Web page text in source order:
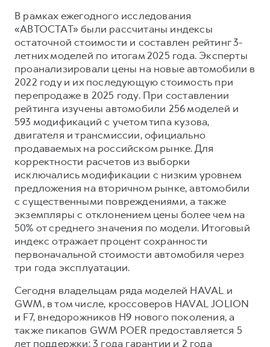
В рамках ежегодного исследования
«АВТОСТАТ» были рассчитаны индексы
остаточной стоимости и составлен рейтинг 3-
летних моделей по итогам 2025 года. Эксперты
проанализировали цены на новые автомобили в
2022 году и их последующую стоимость при
перепродаже в 2025 году. При составлении
рейтинга изучены автомобили 256 моделей и
593 модификаций с учетом типа кузова,
двигателя и трансмиссии, официально
продаваемых на российском рынке. Для
корректности расчетов из выборки
исключались модификации с низким уровнем
предложения на вторичном рынке, автомобили
с существенными повреждениями, а также
экземпляры с отклонением цены более чем на
50% от среднего значения по модели. Итоговый
индекс отражает процент сохранности
первоначальной стоимости автомобиля через
три года эксплуатации.
Сегодня владельцам ряда моделей HAVAL и
GWM, в том числе, кроссоверов HAVAL JOLION
и F7, внедорожников H9 нового поколения, а
также пикапов GWM POER предоставляется 5
лет поддержки: 3 года гарантии и 2 года